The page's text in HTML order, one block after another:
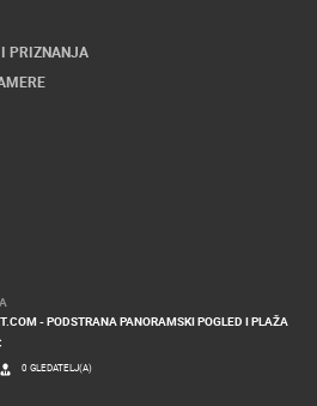
PRIZNANJA
- PODSTRANA PANORAMSKI POGLED I PLAŽA
0 GLEDATELJ(A)